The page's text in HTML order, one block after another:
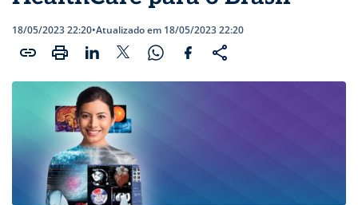
18/05/2023 22:20•Atualizado em 18/05/2023 22:20